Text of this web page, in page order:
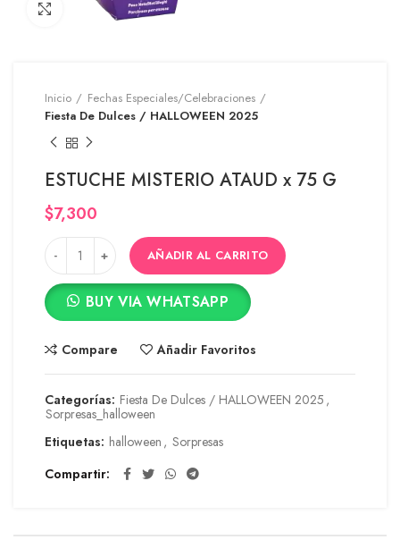
Click to enlarge
Inicio
Fechas Especiales/Celebraciones
Fiesta De Dulces / HALLOWEEN 2025
ESTUCHE MISTERIO ATAUD x 75 G
$7,300
AÑADIR AL CARRITO
BUY VIA WHATSAPP
Compare Añadir Favoritos
Categorías: Fiesta De Dulces / HALLOWEEN 2025 ,
Sorpresas_halloween
Etiquetas: halloween , Sorpresas
Compartir